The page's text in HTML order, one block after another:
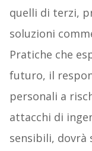
quelli di terzi,
soluzioni
Pratiche che
futuro, il
personali a
attacchi di
sensibili, dovrà